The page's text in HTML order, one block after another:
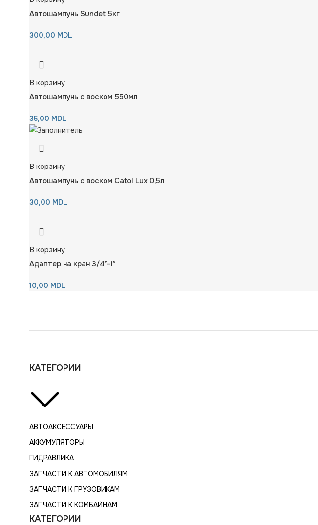
Автошампунь Sundet 5кг
300,00 MDL
В корзину
Автошампунь с воском 550мл
35,00 MDL
В корзину
Автошампунь с воском Catol Lux 0,5л
30,00 MDL
В корзину
Адаптер на кран 3/4″-1″
10,00 MDL
КАТЕГОРИИ
АВТОАКСЕССУАРЫ
АККУМУЛЯТОРЫ
ГИДРАВЛИКА
ЗАПЧАСТИ К АВТОМОБИЛЯМ
ЗАПЧАСТИ К ГРУЗОВИКАМ
ЗАПЧАСТИ К КОМБАЙНАМ
КАТЕГОРИИ